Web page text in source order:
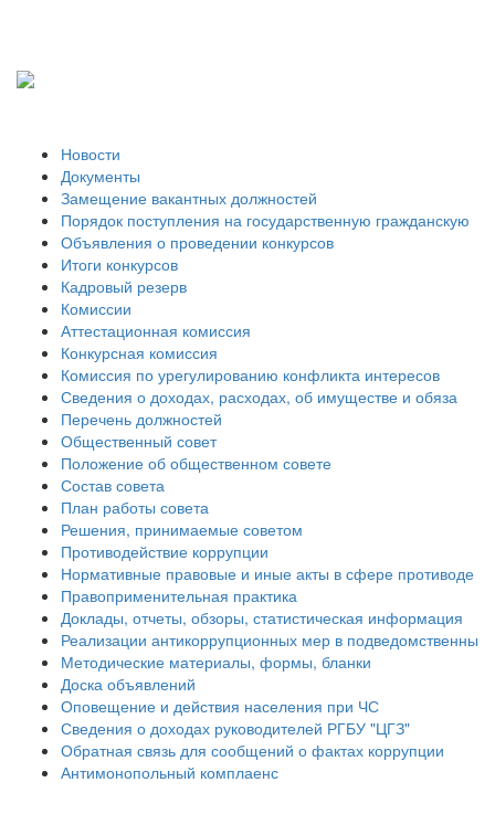
Новости
Документы
Замещение вакантных должностей
Порядок поступления на государственную гражданскую
Объявления о проведении конкурсов
Итоги конкурсов
Кадровый резерв
Комиссии
Аттестационная комиссия
Конкурсная комиссия
Комиссия по урегулированию конфликта интересов
Сведения о доходах, расходах, об имуществе и обяза
Перечень должностей
Общественный совет
Положение об общественном совете
Состав совета
План работы совета
Решения, принимаемые советом
Противодействие коррупции
Нормативные правовые и иные акты в сфере противоде
Правоприменительная практика
Доклады, отчеты, обзоры, статистическая информация
Реализации антикоррупционных мер в подведомственны
Методические материалы, формы, бланки
Доска объявлений
Оповещение и действия населения при ЧС
Сведения о доходах руководителей РГБУ "ЦГЗ"
Обратная связь для сообщений о фактах коррупции
Антимонопольный комплаенс